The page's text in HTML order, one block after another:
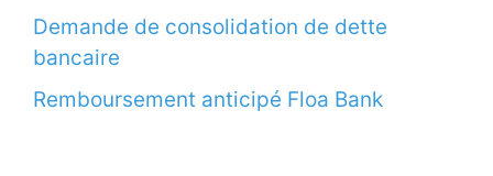
Demande de consolidation de dette
bancaire
Remboursement anticipé Floa Bank